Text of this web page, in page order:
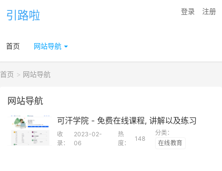
引路啦
首页 网站导航
登录 注册
首页 网站导航
网站导航
可汗学院 - 免费在线课程, 讲解以及练习
收
录：
2023-02-
06
热
度：
148
分类：
在线教育